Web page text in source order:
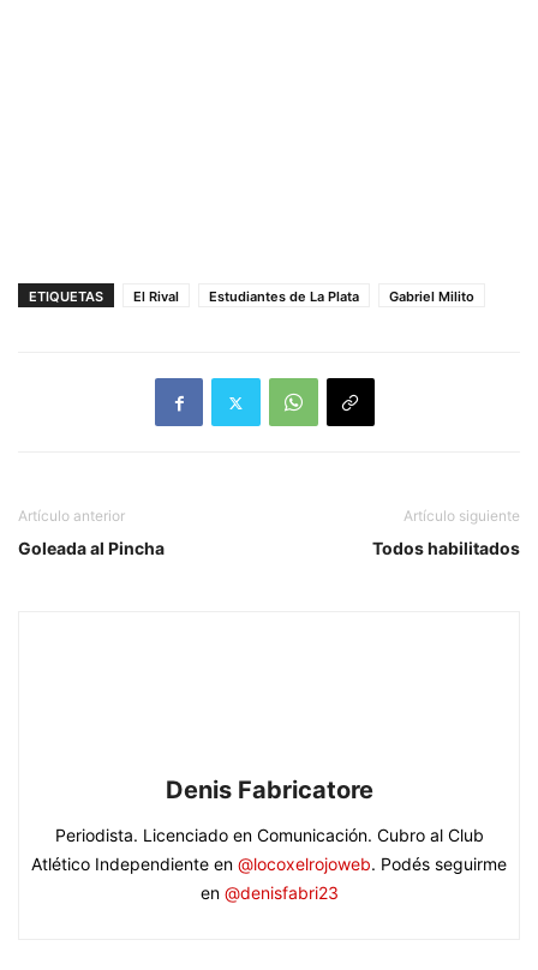
ETIQUETAS El Rival Estudiantes de La Plata Gabriel Milito
Artículo anterior
Goleada al Pincha
Artículo siguiente
Todos habilitados
Denis Fabricatore
Periodista. Licenciado en Comunicación. Cubro al Club
Atlético Independiente en @locoxelrojoweb. Podés seguirme
en @denisfabri23